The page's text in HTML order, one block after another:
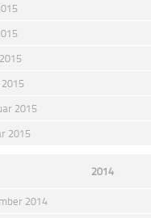
2015
2015
2014
2014